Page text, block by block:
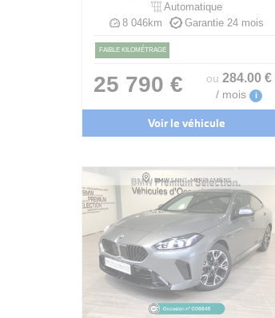
Automatique
8 046km
Garantie 24 mois
FAIBLE KILOMÉTRAGE
25 790 € ou284.00 €
/ mois i
Voir le véhicule